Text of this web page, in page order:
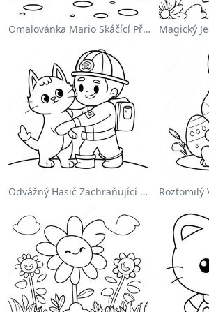
Omalovánka Mario Skáčící Přes Goombas
Odvážný Hasič Zachraňující Kočku Omalovánka